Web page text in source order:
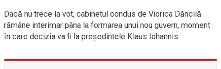
Dacă nu trece la vot, cabinetul condus de Viorica Dăncilă
rămâne interimar pâna la formarea unui nou guvern, moment
în care decizia va fi la președintele Klaus Iohannis.